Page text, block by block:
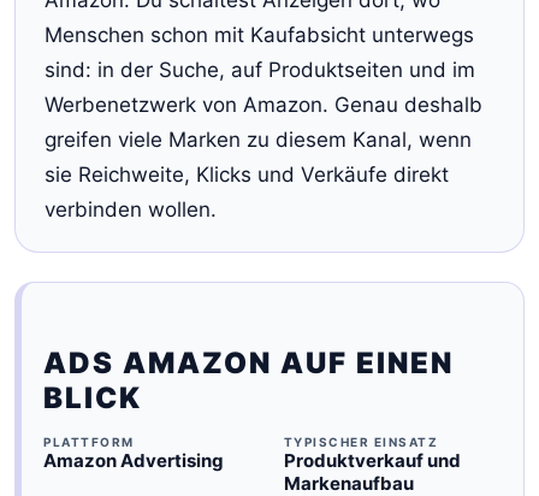
Menschen schon mit Kaufabsicht unterwegs
sind: in der Suche, auf Produktseiten und im
Werbenetzwerk von Amazon. Genau deshalb
greifen viele Marken zu diesem Kanal, wenn
sie Reichweite, Klicks und Verkäufe direkt
verbinden wollen.
ADS AMAZON AUF EINEN
BLICK
PLATTFORM
Amazon Advertising
TYPISCHER EINSATZ
Produktverkauf und
Markenaufbau